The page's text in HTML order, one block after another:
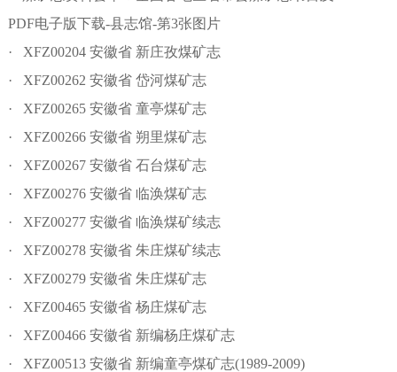
· XFZ00204 安徽省 新庄孜煤矿志
· XFZ00262 安徽省 岱河煤矿志
· XFZ00265 安徽省 童亭煤矿志
· XFZ00266 安徽省 朔里煤矿志
· XFZ00267 安徽省 石台煤矿志
· XFZ00276 安徽省 临涣煤矿志
· XFZ00277 安徽省 临涣煤矿续志
· XFZ00278 安徽省 朱庄煤矿续志
· XFZ00279 安徽省 朱庄煤矿志
· XFZ00465 安徽省 杨庄煤矿志
· XFZ00466 安徽省 新编杨庄煤矿志
· XFZ00513 安徽省 新编童亭煤矿志(1989-2009)